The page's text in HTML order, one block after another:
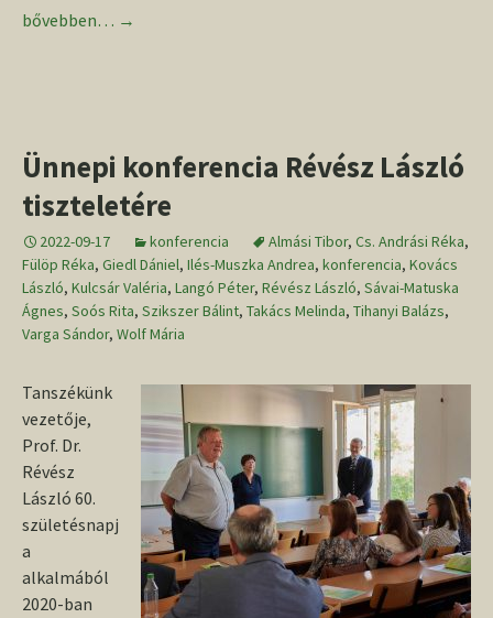
Középkori és kora újkori régészet Magyarországon
bővebben… →
Ünnepi konferencia Révész László
tiszteletére
2022-09-17 konferencia Almási Tibor, Cs. Andrási Réka,
Fülöp Réka, Giedl Dániel, Ilés-Muszka Andrea, konferencia, Kovács
László, Kulcsár Valéria, Langó Péter, Révész László, Sávai-Matuska
Ágnes, Soós Rita, Szikszer Bálint, Takács Melinda, Tihanyi Balázs,
Varga Sándor, Wolf Mária
Tanszékünk
vezetője,
Prof. Dr.
Révész
László 60.
születésnapj
a
alkalmából
2020-ban